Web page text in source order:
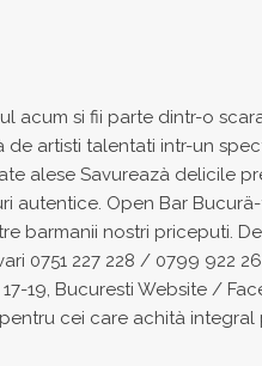
acum si fii parte dintr-o
artisti talentati intr-un
alese Savureazà delicile
autentice. Open Bar
barmanii nostri priceputi.
0751 227 228 / 0799 922
19, Bucuresti Website /
cei care achità